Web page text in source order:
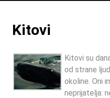
Kitovi
Kitovi su
od strane
okoline. Oni
neprijatelja: